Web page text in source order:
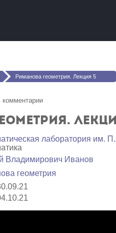
Риманова геометрия. Лекция 5
комментарии
лаборатория им.
Владимирович Иванов
геометрия